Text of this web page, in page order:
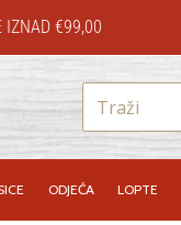
IZNAD €99,00
ODJEĆA LOPTE